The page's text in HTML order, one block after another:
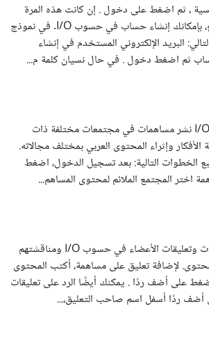
، ثم اضغط على دخول . إن كانت هذه المرة
الأولى لاستخدام الموقع، بإمكانك إنشاء حساب في حسوب I/O. في نموذج
البريد الإلكتروني المستخدم في إنشاء
ثم اضغط دخول . في حال نسيان كلمة م...
يتيح لك موقع حسوب I/O نشر مساهمات في مجتمعات مختلفة ذات
وإثراء المحتوى العربي بمختلف مجالاته.
الخطوات التالية: بعد تسجيل الدخول، اضغط
اختر المجتمع الملائم لمحتوى المساهم...
يمكنك الرد على مساهمات وتعليقات الأعضاء في حسوب I/O ومناقشتهم
لإضافة تعليق على مساهمة، أكتب المحتوى
على أضف ردًا . يمكنك أيضًا الرد على تعليقات
أضف ردًا أسفل اسم صاحب التعليق،...